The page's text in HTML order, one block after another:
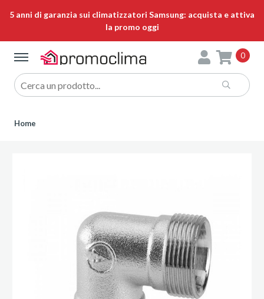
5 anni di garanzia sui climatizzatori Samsung: acquista e attiva
la promo oggi
0
Home